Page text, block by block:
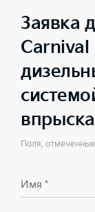
Заявка
впрыска
Поля,
Имя *